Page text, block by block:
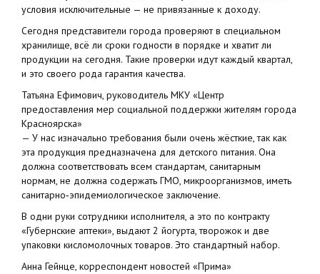
условия исключительные — не привязанные к доходу.
Сегодня представители города проверяют в специальном
хранилище, всё ли сроки годности в порядке и хватит ли
продукции на сегодня. Такие проверки идут каждый квартал,
и это своего рода гарантия качества.
Татьяна Ефимович, руководитель МКУ «Центр
предоставления мер социальной поддержки жителям города
Красноярска»
— У нас изначально требования были очень жёсткие, так как
эта продукция предназначена для детского питания. Она
должна соответствовать всем стандартам, санитарным
нормам, не должна содержать ГМО, микроорганизмов, иметь
санитарно‑эпидемиологическое заключение.
В одни руки сотрудники исполнителя, а это по контракту
«Губернские аптеки», выдают 2 йогурта, творожок и две
упаковки кисломолочных товаров. Это стандартный набор.
Анна Гейнце, корреспондент новостей «Прима»